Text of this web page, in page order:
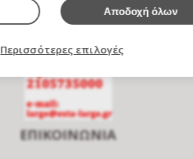
ΕΠΙΚΟΙΝΩΝΙΑ
Αποδοχή όλων
Περισσότερες επιλογές